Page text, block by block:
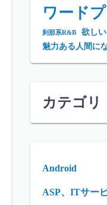
ワード
刹那系R&B 欲し
魅力ある人間に
カテゴリ
Android
ASP、ITサー